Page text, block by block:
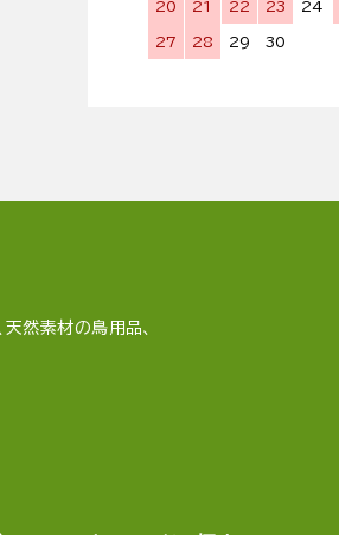
20 21 22 23 24
27 28 29 30
天然素材の鳥用品、